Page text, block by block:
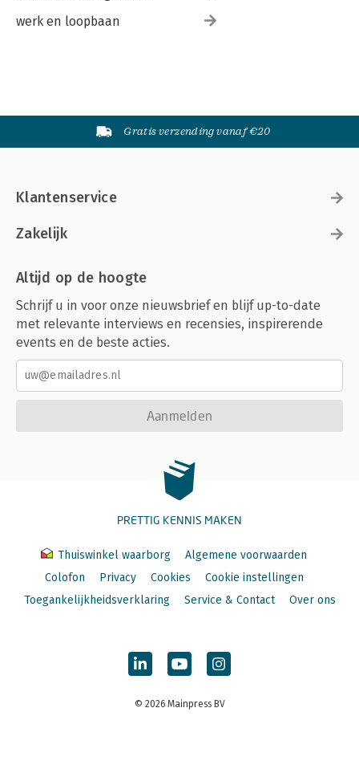
werk en loopbaan
Gratis verzending vanaf €20
Klantenservice
Zakelijk
Altijd op de hoogte
Schrijf u in voor onze nieuwsbrief en blijf up-to-date
met relevante interviews en recensies, inspirerende
events en de beste acties.
Aanmelden
PRETTIG KENNIS MAKEN
Thuiswinkel waarborg
Algemene voorwaarden
Colofon
Privacy Cookies
Cookie instellingen
Toegankelijkheidsverklaring
Service & Contact Over ons
© 2026 Mainpress BV